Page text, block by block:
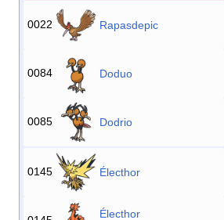
0022 Rapasdepic
0084 Doduo
0085 Dodrio
0145 Électhor
Électhor